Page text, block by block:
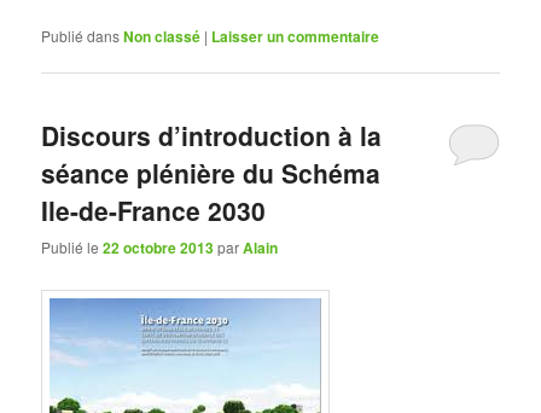
Publié dansNon classé | Laisser un commentaire
Discours d’introduction à la
séance plénière du Schéma
Ile-de-France 2030
Publié le22 octobre 2013parAlain